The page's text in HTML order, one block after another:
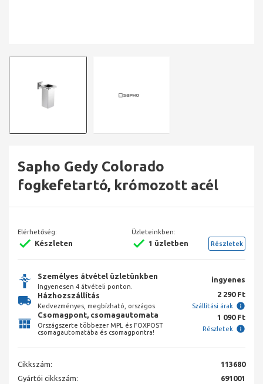
Sapho Gedy Colorado
fogkefetartó, krómozott acél
Elérhetőség:
Készleten
Üzleteinkben:
1 üzletben Részletek
Személyes átvétel üzletünkben
Ingyenesen 4 átvételi ponton.
ingyenes
Házhozszállítás
Kedvezményes, megbízható, országos.
2 290 Ft
Szállítási árak
Csomagpont, csomagautomata
Országszerte többezer MPL és FOXPOST
csomagautomatába és csomagpontra!
1 090 Ft
Részletek
Cikkszám:
113680
Gyártói cikkszám:
691001